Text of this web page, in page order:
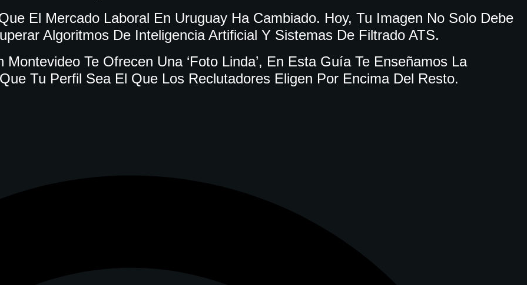
El Mercado Laboral En Uruguay Ha Cambiado. Hoy, Tu Imagen No Solo Debe
Algoritmos De Inteligencia Artificial Y Sistemas De Filtrado ATS.
Te Ofrecen Una ‘foto Linda’, En Esta Guía Te Enseñamos La
Tu Perfil Sea El Que Los Reclutadores Eligen Por Encima Del Resto.